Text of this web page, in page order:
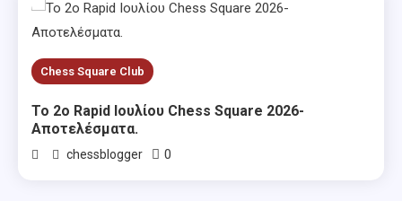
Chess Square Club
Το 2ο Rapid Ιουλίου Chess Square 2026-
Αποτελέσματα.
chessblogger 0